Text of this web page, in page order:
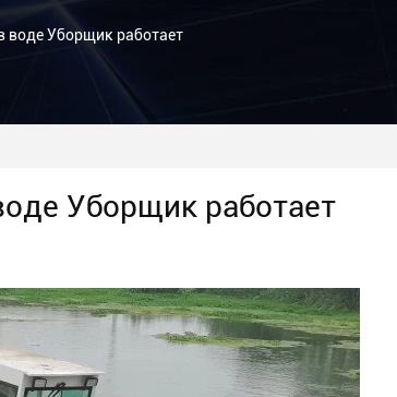
воде Уборщик работает
Уборщик работает